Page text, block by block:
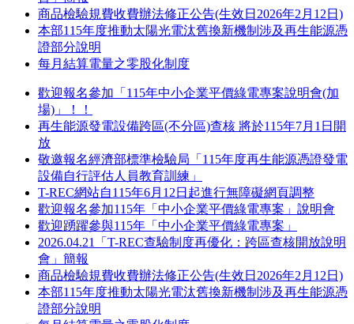
商品檢驗規費收費辦法修正公告(生效日2026年2月12日)
本部115年度推動太陽光電汰舊換新機制涉及再生能源憑
證部分說明
每月結算電量之零股化制度
歡迎報名參加「115年中小企業平價綠電專案說明會(加
場)」！！
再生能源發電設備跨區(不分區)查核 將於115年7月1日開
放
敬邀報名經濟部標準檢驗局「115年度再生能源憑證發電
設備自行評估人員教育訓練」
T-REC網站自115年6月12日起進行無障礙網頁調整
歡迎報名參加115年「中小企業平價綠電專案」說明會
歡迎踴躍參與115年「中小企業平價綠電專案」
2026.04.21「T-REC查驗制度再優化：跨區查核開放說明
會」簡報
商品檢驗規費收費辦法修正公告(生效日2026年2月12日)
本部115年度推動太陽光電汰舊換新機制涉及再生能源憑
證部分說明